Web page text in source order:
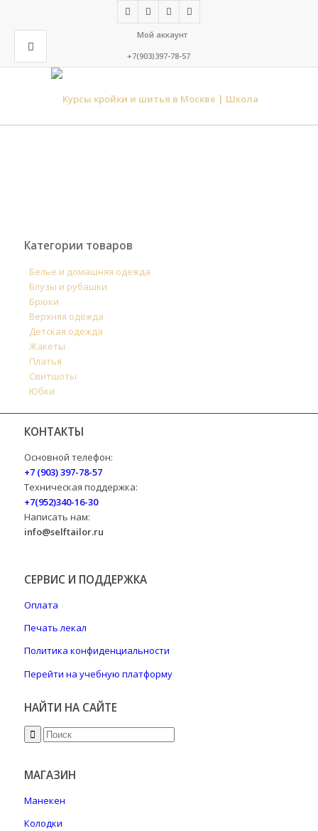
Мой аккаунт
+7(903)397-78-57
Категории товаров
Белье и домашняя одежда
Блузы и рубашки
Брюки
Верхняя одежда
Детская одежда
Жакеты
Платья
Свитшоты
Юбки
КОНТАКТЫ
Основной телефон:
+7 (903) 397-78-57
Техническая поддержка:
+7(952)340-16-30
Написать нам:
info@selftailor.ru
СЕРВИС И ПОДДЕРЖКА
Оплата
Печать лекал
Политика конфиденциальности
Перейти на учебную платформу
НАЙТИ НА САЙТЕ
МАГАЗИН
Манекен
Колодки